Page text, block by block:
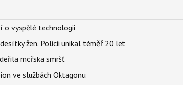
o vyspělé technologii
žen. Policii unikal téměř 20 let
mořská smršť
ve službách Oktagonu